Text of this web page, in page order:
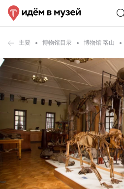
主要 博物馆目录 博物馆 喀山